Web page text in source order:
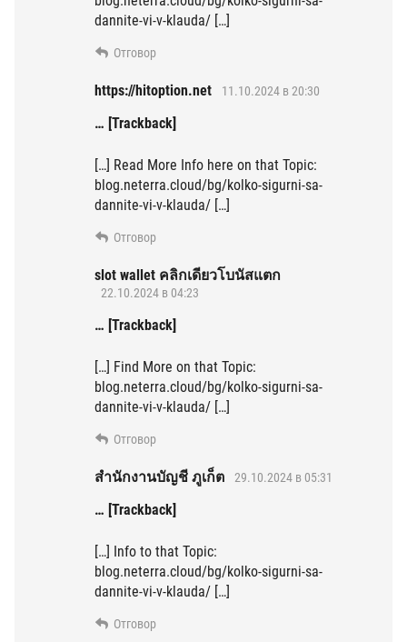
dannite-vi-v-klauda/ […]
Отговор
https://hitoption.net 11.10.2024 в 20:30
… [Trackback]
[…] Read More Info here on that Topic:
blog.neterra.cloud/bg/kolko-sigurni-sa-
dannite-vi-v-klauda/ […]
Отговор
slot wallet คลิกเดียวโบนัสแตก
22.10.2024 в 04:23
… [Trackback]
[…] Find More on that Topic:
blog.neterra.cloud/bg/kolko-sigurni-sa-
dannite-vi-v-klauda/ […]
Отговор
สำนักงานบัญชี ภูเก็ต 29.10.2024 в 05:31
… [Trackback]
[…] Info to that Topic:
blog.neterra.cloud/bg/kolko-sigurni-sa-
dannite-vi-v-klauda/ […]
Отговор